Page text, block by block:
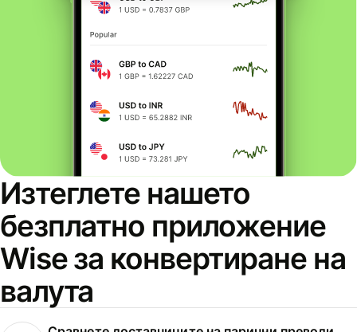
Изтеглете нашето
безплатно приложение
Wise за конвертиране на
валута